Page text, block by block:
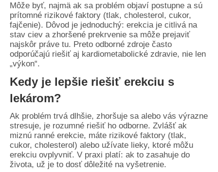
Môže byť, najmä ak sa problém objaví postupne a sú
prítomné rizikové faktory (tlak, cholesterol, cukor,
fajčenie). Dôvod je jednoduchý: erekcia je citlivá na
stav ciev a zhoršené prekrvenie sa môže prejaviť
najskôr práve tu. Preto odborné zdroje často
odporúčajú riešiť aj kardiometabolické zdravie, nie len
„výkon“.
Kedy je lepšie riešiť erekciu s
lekárom?
Ak problém trvá dlhšie, zhoršuje sa alebo vás výrazne
stresuje, je rozumné riešiť ho odborne. Zvlášť ak
miznú ranné erekcie, máte rizikové faktory (tlak,
cukor, cholesterol) alebo užívate lieky, ktoré môžu
erekciu ovplyvniť. V praxi platí: ak to zasahuje do
života, už je to dosť dôležité na vyšetrenie.